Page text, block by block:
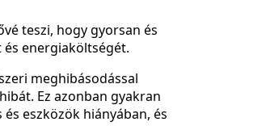
teszi, hogy gyorsan és
energiaköltségét.
meghibásodással
Ez azonban gyakran
eszközök hiányában, és